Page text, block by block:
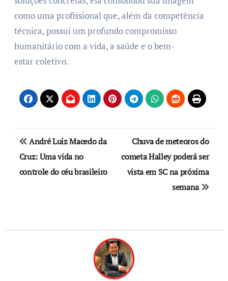
como uma profissional que, além da competência
técnica, possui um profundo compromisso
humanitário com a vida, a saúde e o bem-
estar coletivo.
André Luiz Macedo da
Cruz: Uma vida no
controle do céu brasileiro
Chuva de meteoros do
cometa Halley poderá ser
vista em SC na próxima
semana